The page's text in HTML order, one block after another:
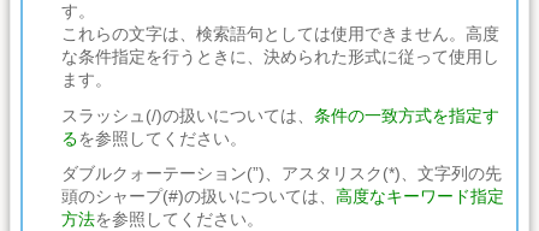
す。
これらの文字は、検索語句としては使用できません。高度
な条件指定を行うときに、決められた形式に従って使用し
ます。
スラッシュ(/)の扱いについては、 条件の一致方式を指定す
るを参照してください。
ダブルクォーテーション(”)、アスタリスク(*)、文字列の先
頭のシャープ(#)の扱いについては、 高度なキーワード指定
方法を参照してください。